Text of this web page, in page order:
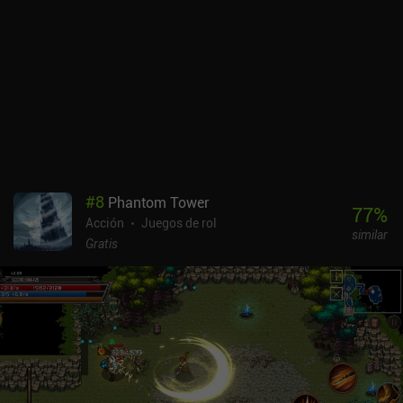
#8 Phantom Tower
Acción
Juegos de rol
Gratis
77%
similar